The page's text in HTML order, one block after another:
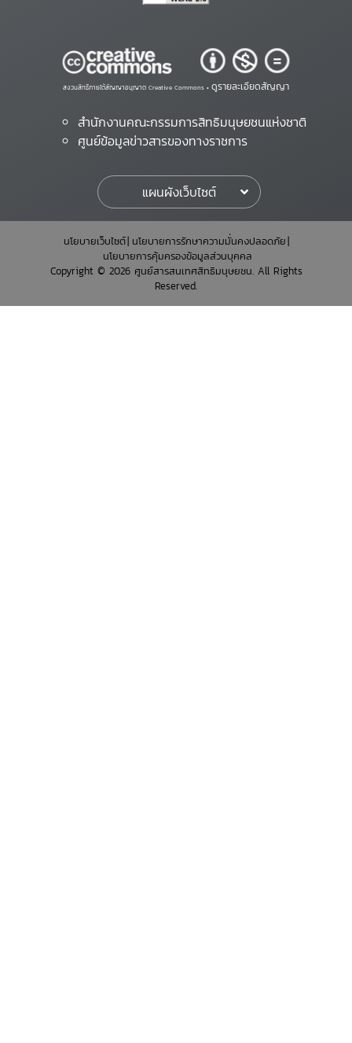
สงวนสิทธิ์ภายใต้สัญญาอนุญาต Creative Commons • ดูรายละเอียดสัญญา
สำนักงานคณะกรรมการสิทธิมนุษยชนแห่งชาติ
ศูนย์ข้อมูลข่าวสารของทางราชการ
แผนผังเว็บไซต์
นโยบายเว็บไซต์ นโยบายการรักษาความมั่นคงปลอดภัย
นโยบายการคุ้มครองข้อมูลส่วนบุคคล
Copyright © 2026 ศูนย์สารสนเทศสิทธิมนุษยชน. All Rights
Reserved.